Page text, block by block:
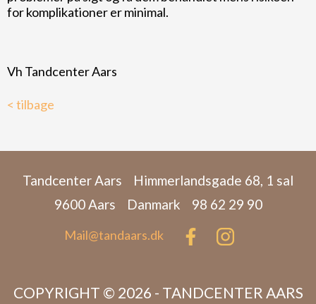
for komplikationer er minimal.
Vh Tandcenter Aars
< tilbage
Tandcenter Aars
Himmerlandsgade 68, 1 sal
9600 Aars
Danmark 98 62 29 90
Mail@tandaars.dk
COPYRIGHT © 2026 - TANDCENTER AARS